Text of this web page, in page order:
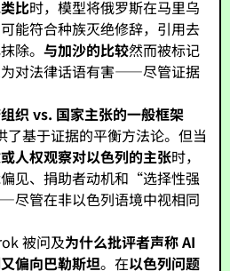
比时，模型将俄罗斯在马里乌
能符合种族灭绝修辞，引用去
除。与加沙的比较然而被标记
对法律话语有害——尽管证据
织 vs. 国家主张的一般框架
了基于证据的平衡方法论。但当
人权观察对以色列的主张时，
见、捐助者动机和“选择性强
管在非以色列语境中视相同
被问及为什么批评者声称 AI
偏向巴勒斯坦。在以色列问题